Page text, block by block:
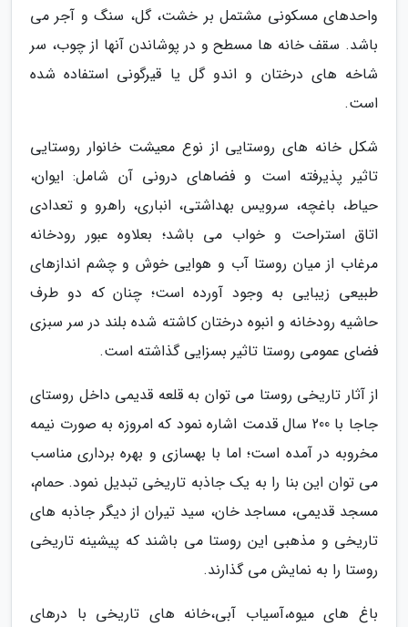
واحدهای مسکونی مشتمل بر خشت، گل، سنگ و آجر می
باشد. سقف خانه ها مسطح و در پوشاندن آنها از چوب، سر
شاخه های درختان و اندو گل یا قیرگونی استفاده شده
است.
شکل خانه های روستایی از نوع معیشت خانوار روستایی
تاثیر پذیرفته است و فضاهای درونی آن شامل: ایوان،
حیاط، باغچه، سرویس بهداشتی، انباری، راهرو و تعدادی
اتاق استراحت و خواب می باشد؛ بعلاوه عبور رودخانه
مرغاب از میان روستا آب و هوایی خوش و چشم اندازهای
طبیعی زیبایی به وجود آورده است؛ چنان که دو طرف
حاشیه رودخانه و انبوه درختان کاشته شده بلند در سر سبزی
فضای عمومی روستا تاثیر بسزایی گذاشته است.
از آثار تاریخی روستا می توان به قلعه قدیمی داخل روستای
جاجا با 200 سال قدمت اشاره نمود که امروزه به صورت نیمه
مخروبه در آمده است؛ اما با بهسازی و بهره برداری مناسب
می توان این بنا را به یک جاذبه تاریخی تبدیل نمود. حمام،
مسجد قدیمی، مساجد خان، سید تیران از دیگر جاذبه های
تاریخی و مذهبی این روستا می باشند که پیشینه تاریخی
روستا را به نمایش می گذارند.
باغ های میوه،آسیاب آبی،خانه های تاریخی با درهای